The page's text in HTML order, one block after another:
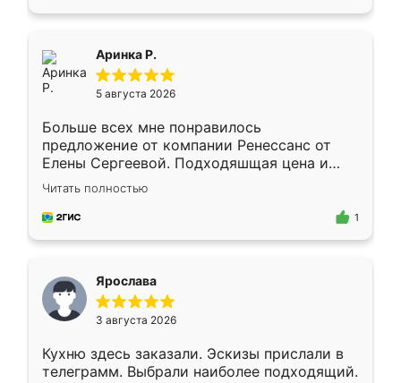
Аринка Р.
5 августа 2026
Больше всех мне понравилось
предложение от компании Ренессанс от
Елены Сергеевой. Подходяшщая цена и
короткие сроки изготовления. Приехавший
для замера сотрудник Владислав
предложил по моему эскизу самый
Читать полностью
1
Ярослава
3 августа 2026
Кухню здесь заказали. Эскизы прислали в
телеграмм. Выбрали наиболее подходящий.